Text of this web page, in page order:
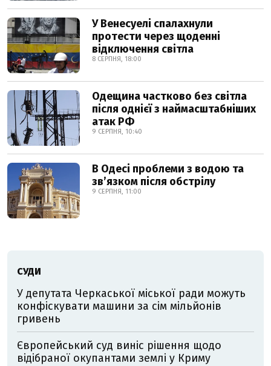
У Венесуелі спалахнули
протести через щоденні
відключення світла
8 СЕРПНЯ, 18:00
Одещина частково без світла
після однієї з наймасштабніших
атак РФ
9 СЕРПНЯ, 10:40
В Одесі проблеми з водою та
звʼязком після обстрілу
9 СЕРПНЯ, 11:00
СУДИ
У депутата Черкаської міської ради можуть
конфіскувати машини за сім мільйонів
гривень
Європейський суд виніс рішення щодо
відібраної окупантами землі у Криму